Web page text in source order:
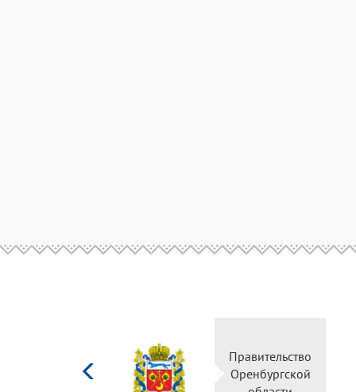
Министерство
культуры
Российской